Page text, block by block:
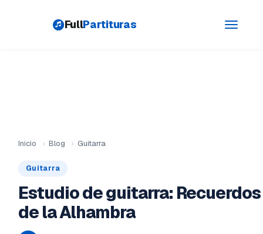
Toggle
FullPartituras
Inicio › Blog › Guitarra
Guitarra
Estudio de guitarra: Recuerdos
de la Alhambra